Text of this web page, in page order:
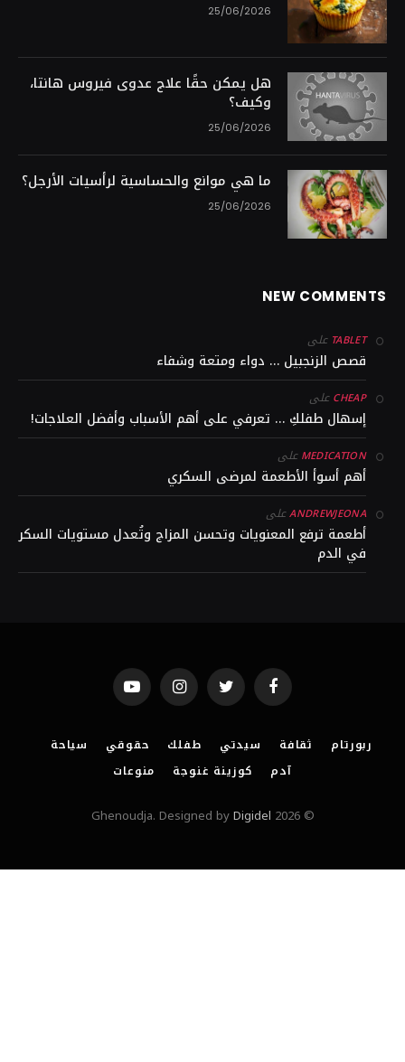
25/06/2026
هل يمكن حقًا علاج عدوى فيروس هانتا،
وكيف؟
25/06/2026
ما هي موانع والحساسية لرأسيات الأرجل؟
25/06/2026
NEW COMMENTS
TABLET على
قصص الزنجبيل … دواء ومتعة وشفاء
CHEAPعلى
إسهال طفلكِ … تعرفي على أهم الأسباب وأفضل العلاجات!
MEDICATIONعلى
أهم أسوأ الأطعمة لمرضى السكري
ANDREWJEONAعلى
أطعمة ترفع المعنويات وتحسن المزاج وتُعدل مستويات السكر
في الدم
Facebook
Twitter
Instagram
YouTube
ربورتام ثقافة سيدتي طفلك حقوقي
سياحة
آدم
كوزينة غنوجة منوعات
© 2026 Ghenoudja. Designed by
Digidel